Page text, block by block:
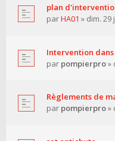
plan
parHA01 » dim. 29
Intervention
par pompierpro»
Règlements de
par pompierpro»